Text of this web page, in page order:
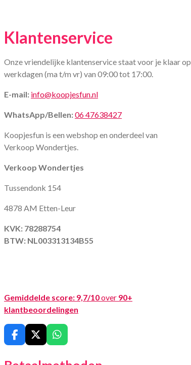
Klantenservice
Onze vriendelijke klantenservice staat voor je klaar op
werkdagen (ma t/m vr) van 09:00 tot 17:00.
E-mail: info@koopjesfun.nl
WhatsApp/Bellen:06 47638427
Koopjesfun is een webshop en onderdeel van
Verkoop Wondertjes.
Verkoop Wondertjes
Tussendonk 154
4878 AM Etten-Leur
KVK: 78288754
BTW: NL003313134B55
Gemiddelde score: 9,7/10over 90+
klantbeoordelingen
F
a
X
W
h